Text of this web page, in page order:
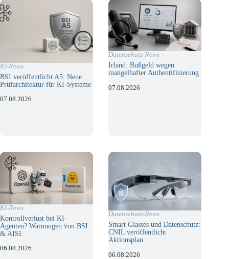
KI-News
BSI veröffentlicht A5: Neue
Prüfarchitektur für KI-Systeme
07.08.2026
Datenschutz-News
Irland: Bußgeld wegen
mangelhafter Authentifizierung
07.08.2026
KI-News
Kontrollverlust bei KI-
Agenten? Warnungen von BSI
& AISI
06.08.2026
Datenschutz-News
Smart Glasses und Datenschutz:
CNIL veröffentlicht
Aktionsplan
06.08.2026